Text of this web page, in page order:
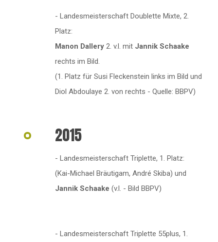
- Landesmeisterschaft Doublette Mixte, 2.
Platz:
Manon Dallery 2. v.l. mit Jannik Schaake
rechts im Bild.
(1. Platz für Susi Fleckenstein links im Bild und
Diol Abdoulaye 2. von rechts - Quelle: BBPV)
2015
- Landesmeisterschaft Triplette, 1. Platz:
(Kai-Michael Bräutigam, André Skiba) und
Jannik Schaake (v.l. - Bild BBPV)
- Landesmeisterschaft Triplette 55plus, 1.